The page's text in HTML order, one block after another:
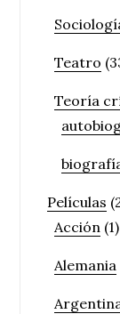
Teatro
Teoría
Películas
Acción (1)
Alemania